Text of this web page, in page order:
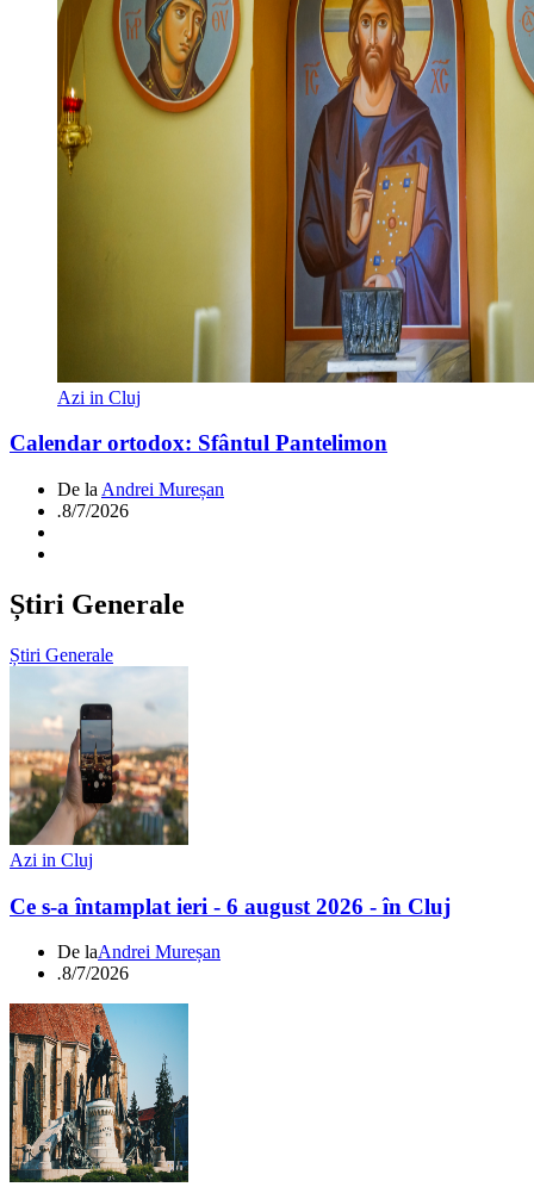
Azi in Cluj
Calendar ortodox: Sfântul Pantelimon
De la Andrei Mureșan
.8/7/2026
Știri Generale
Știri Generale
Azi in Cluj
Ce s-a întamplat ieri - 6 august 2026 - în Cluj
De laAndrei Mureșan
.8/7/2026